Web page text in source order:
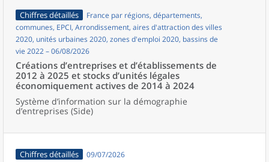
Chiffres détaillés
France par régions, départements,
communes, EPCI, Arrondissement, aires d'attraction des villes
2020, unités urbaines 2020, zones d'emploi 2020, bassins de
vie 2022 – 06/08/2026
Créations d’entreprises et d’établissements de
2012 à 2025 et stocks d’unités légales
économiquement actives de 2014 à 2024
Système d’information sur la démographie
d’entreprises (Side)
Chiffres détaillés 09/07/2026